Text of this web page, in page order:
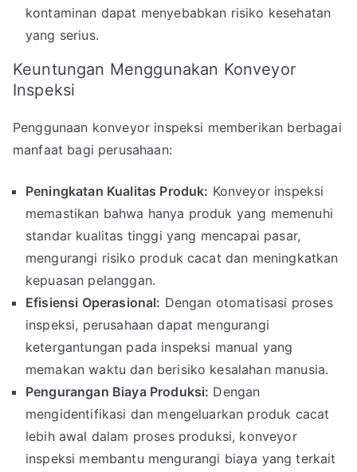
kontaminan dapat menyebabkan risiko kesehatan
yang serius.
Keuntungan Menggunakan Konveyor
Inspeksi
Penggunaan konveyor inspeksi memberikan berbagai
manfaat bagi perusahaan:
Peningkatan Kualitas Produk: Konveyor inspeksi
memastikan bahwa hanya produk yang memenuhi
standar kualitas tinggi yang mencapai pasar,
mengurangi risiko produk cacat dan meningkatkan
kepuasan pelanggan.
Efisiensi Operasional: Dengan otomatisasi proses
inspeksi, perusahaan dapat mengurangi
ketergantungan pada inspeksi manual yang
memakan waktu dan berisiko kesalahan manusia.
Pengurangan Biaya Produksi: Dengan
mengidentifikasi dan mengeluarkan produk cacat
lebih awal dalam proses produksi, konveyor
inspeksi membantu mengurangi biaya yang terkait